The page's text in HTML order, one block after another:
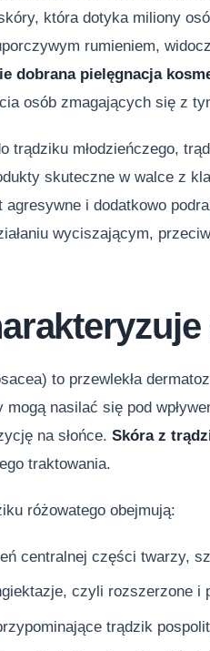
która dotyka miliony
rumieniem,
dobrana pielęgnacja
osób zmagających się z
trądziku młodzieńczego,
skuteczne w walce z
agresywne i dodatkowo
wyciszającym,
to przewlekła
mogą nasilać się pod
na słońce.Skóra z
traktowania.
różowatego obejmują:
centralnej części twarzy,
czyli rozszerzone i
trądzik